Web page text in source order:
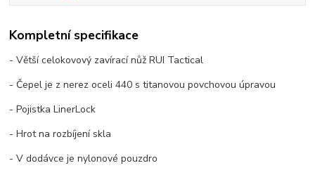
Kompletní specifikace
- Větší celokovový zavírací nůž RUI Tactical
- Čepel je z nerez oceli 440 s titanovou povchovou úpravou
- Pojistka LinerLock
- Hrot na rozbíjení skla
- V dodávce je nylonové pouzdro